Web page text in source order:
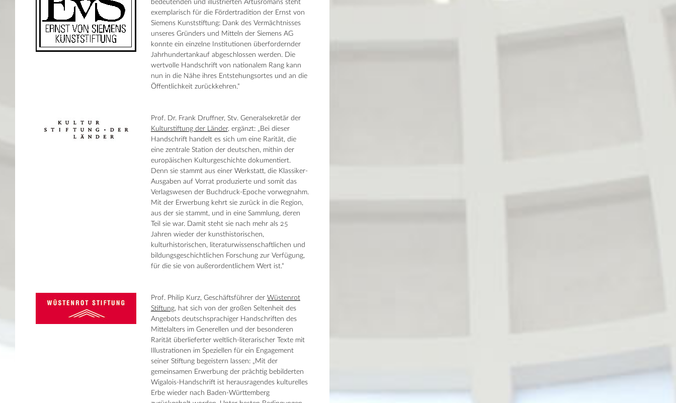
bedeutenden und illustrierten Artusromans steht
exemplarisch für die Fördertradition der Ernst von
Siemens Kunststiftung: Dank des Vermächtnisses
unseres Gründers und Mitteln der Siemens AG
konnte ein einzelne Institutionen überfordernder
Jahrhundertankauf abgeschlossen werden. Die
wertvolle Handschrift von nationalem Rang kann
nun in die Nähe ihres Entstehungsortes und an die
Öffentlichkeit zurückkehren.“
Prof. Dr. Frank Druffner, Stv. Generalsekretär der
Kulturstiftung der Länder, ergänzt: „Bei dieser
Handschrift handelt es sich um eine Rarität, die
eine zentrale Station der deutschen, mithin der
europäischen Kulturgeschichte dokumentiert.
Denn sie stammt aus einer Werkstatt, die Klassiker-
Ausgaben auf Vorrat produzierte und somit das
Verlagswesen der Buchdruck-Epoche vorwegnahm.
Mit der Erwerbung kehrt sie zurück in die Region,
aus der sie stammt, und in eine Sammlung, deren
Teil sie war. Damit steht sie nach mehr als 25
Jahren wieder der kunsthistorischen,
kulturhistorischen, literaturwissenschaftlichen und
bildungsgeschichtlichen Forschung zur Verfügung,
für die sie von außerordentlichem Wert ist.“
Prof. Philip Kurz, Geschäftsführer der Wüstenrot
Stiftung, hat sich von der großen Seltenheit des
Angebots deutschsprachiger Handschriften des
Mittelalters im Generellen und der besonderen
Rarität überlieferter weltlich-literarischer Texte mit
Illustrationen im Speziellen für ein Engagement
seiner Stiftung begeistern lassen: „Mit der
gemeinsamen Erwerbung der prächtig bebilderten
Wigalois-Handschrift ist herausragendes kulturelles
Erbe wieder nach Baden-Württemberg